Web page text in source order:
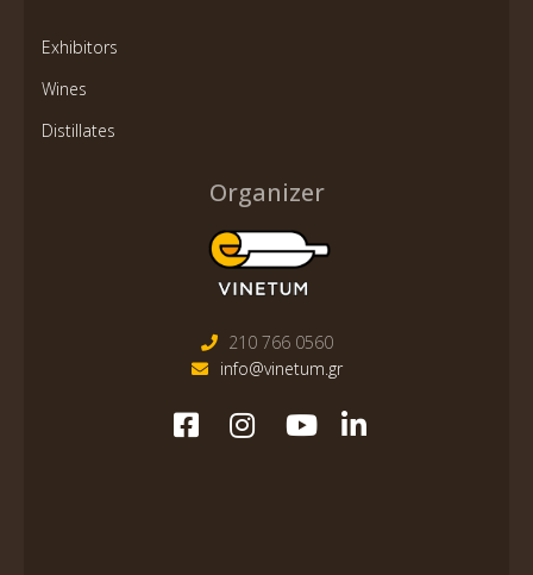
Exhibitors
Wines
Distillates
Organizer
210 766 0560
info@vinetum.gr